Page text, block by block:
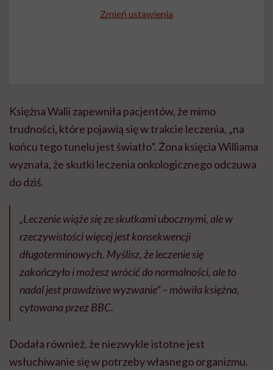
Zmień ustawienia
Księżna Walii zapewniła pacjentów, że mimo
trudności, które pojawią się w trakcie leczenia, „na
końcu tego tunelu jest światło”. Żona księcia Williama
wyznała, że skutki leczenia onkologicznego odczuwa
do dziś.
„Leczenie wiąże się ze skutkami ubocznymi, ale w
rzeczywistości więcej jest konsekwencji
długoterminowych. Myślisz, że leczenie się
zakończyło i możesz wrócić do normalności, ale to
nadal jest prawdziwe wyzwanie” – mówiła księżna,
cytowana przez BBC.
Dodała również, że niezwykle istotne jest
wsłuchiwanie się w potrzeby własnego organizmu.